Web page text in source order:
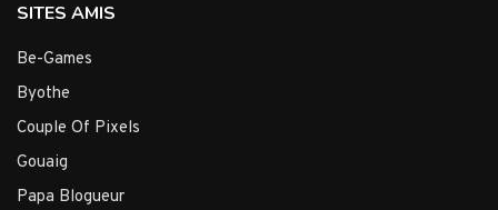
SITES AMIS
Be-Games
Byothe
Couple Of Pixels
Gouaig
Papa Blogueur